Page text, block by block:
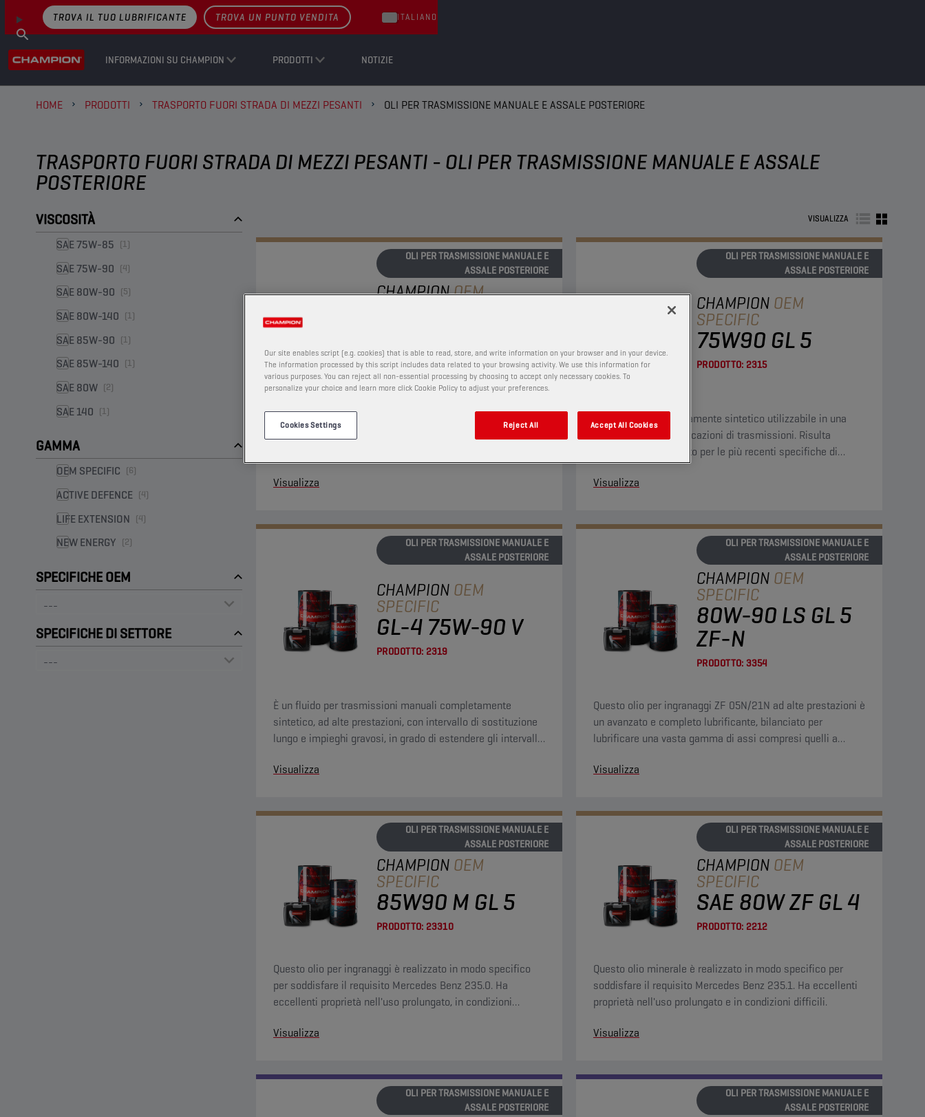
INFORMAZIONI SU CHAMPION PRODOTTI NOTIZIE
TROVA IL TUO LUBRIFICANTE TROVA UN PUNTO VENDITA ITALIANO
HOME PRODOTTI TRASPORTO FUORI STRADA DI MEZZI PESANTI OLI PER TRASMISSIONE MANUALE E ASSALE POSTERIORE
TRASPORTO FUORI STRADA DI MEZZI PESANTI - OLI PER TRASMISSIONE MANUALE E ASSALE
POSTERIORE
VISCOSITÀ
SAE 75W-85 (1)
SAE 75W-90 (4)
SAE 80W-90 (5)
SAE 80W-140 (1)
SAE 85W-90 (1)
SAE 85W-140 (1)
SAE 80W (2)
SAE 140 (1)
GAMMA
OEM SPECIFIC (6)
ACTIVE DEFENCE (4)
LIFE EXTENSION (4)
NEW ENERGY (2)
SPECIFICHE OEM
SPECIFICHE DI SETTORE
VISUALIZZA
OLI PER TRASMISSIONE MANUALE E
ASSALE POSTERIORE
CHAMPIONOEM
5
PRODOTTO:2318
Questo olio di alta qualità, completamente sintetico, per
trasmissioni SAE 75W-85 a slittamento limitato (LS) è
differenziali (LS e non LS).
Visualizza
OLI PER TRASMISSIONE MANUALE E
ASSALE POSTERIORE
CHAMPION OEM
SPECIFIC
75W90 GL 5
PRODOTTO: 2315
Lubrificante completamente sintetico utilizzabile in una
vasta gamma di applicazioni di trasmissioni. Risulta
particolarmente adatto per le più recenti specifiche di
numerosi costruttori di componenti per impieghi gravosi.
Visualizza
OLI PER TRASMISSIONE MANUALE E
ASSALE POSTERIORE
CHAMPION OEM
SPECIFIC
GL-4 75W-90 V
PRODOTTO: 2319
È un fluido per trasmissioni manuali completamente
sintetico, ad alte prestazioni, con intervallo di sostituzione
lungo e impieghi gravosi, in grado di estendere gli intervalli
Visualizza
OLI PER TRASMISSIONE MANUALE E
ASSALE POSTERIORE
CHAMPION OEM
SPECIFIC
80W-90 LS GL 5
ZF-N
PRODOTTO: 3354
Questo olio per ingranaggi ZF 05N/21N ad alte prestazioni è
un avanzato e completo lubrificante, bilanciato per
lubrificare una vasta gamma di assi compresi quelli a
Visualizza
OLI PER TRASMISSIONE MANUALE E
ASSALE POSTERIORE
CHAMPION OEM
SPECIFIC
85W90 M GL 5
PRODOTTO: 23310
Questo olio per ingranaggi è realizzato in modo specifico
per soddisfare il requisito Mercedes Benz 235.0. Ha
eccellenti proprietà nell'uso prolungato, in condizioni
Visualizza
OLI PER TRASMISSIONE MANUALE E
ASSALE POSTERIORE
CHAMPION OEM
SPECIFIC
SAE 80W ZF GL 4
PRODOTTO: 2212
Questo olio minerale è realizzato in modo specifico per
soddisfare il requisito Mercedes Benz 235.1. Ha eccellenti
proprietà nell'uso prolungato e in condizioni difficili.
Visualizza
OLI PER TRASMISSIONE MANUALE E
ASSALE POSTERIORE
OLI PER TRASMISSIONE MANUALE E
ASSALE POSTERIORE
Our site enables script (e.g. cookies) that is able to read, store, and write information on your browser and in your device.
The information processed by this script includes data related to your browsing activity. We use this information for
various purposes. You can reject all non-essential processing by choosing to accept only necessary cookies. To
personalize your choice and learn more click Cookie Policy to adjust your preferences.
Cookies Settings Reject All Accept All Cookies